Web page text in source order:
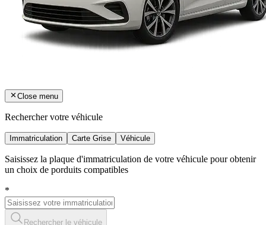
Close menu
Rechercher votre véhicule
Immatriculation Carte Grise Véhicule
Saisissez la plaque d'immatriculation de votre véhicule pour obtenir
un choix de porduits compatibles
*
Rechercher le véhicule